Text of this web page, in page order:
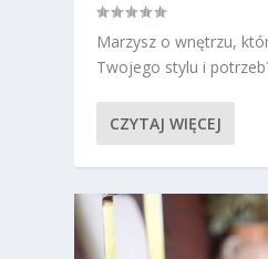
Marzysz o wnętrzu,
Twojego stylu i
CZYTAJ WIĘCEJ